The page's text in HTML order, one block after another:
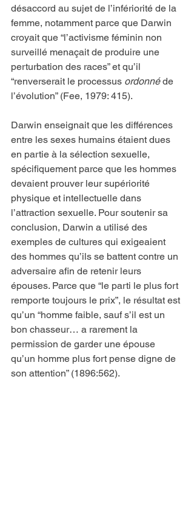
désaccord au sujet de l’infériorité de la
femme, notamment parce que Darwin
croyait que “l’activisme féminin non
surveillé menaçait de produire une
perturbation des races” et qu’il
“renverserait le processus ordonné de
l’évolution” (Fee, 1979: 415).
Darwin enseignait que les différences
entre les sexes humains étaient dues
en partie à la sélection sexuelle,
spécifiquement parce que les hommes
devaient prouver leur supériorité
physique et intellectuelle dans
l’attraction sexuelle. Pour soutenir sa
conclusion, Darwin a utilisé des
exemples de cultures qui exigeaient
des hommes qu’ils se battent contre un
adversaire afin de retenir leurs
épouses. Parce que “le parti le plus fort
remporte toujours le prix”, le résultat est
qu’un “homme faible, sauf s’il est un
bon chasseur… a rarement la
permission de garder une épouse
qu’un homme plus fort pense digne de
son attention” (1896:562).